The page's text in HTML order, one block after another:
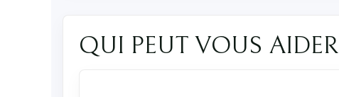
QUI PEUT VOUS AIDER